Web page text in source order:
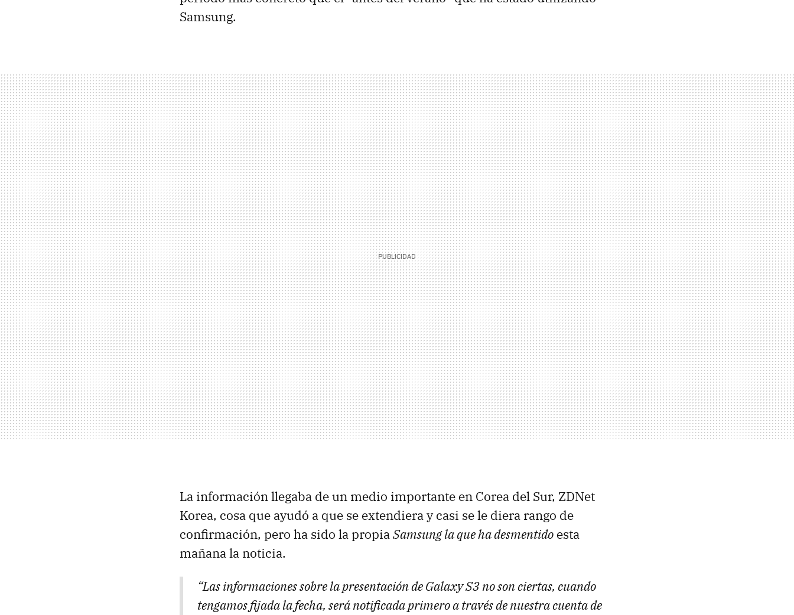
Samsung.
La información llegaba de un medio importante en Corea del Sur, ZDNet
Korea, cosa que ayudó a que se extendiera y casi se le diera rango de
confirmación, pero ha sido la propiaSamsung la que ha desmentido esta
mañana la noticia.
“Las informaciones sobre la presentación de Galaxy S3 no son ciertas, cuando
tengamos fijada la fecha, será notificada primero a través de nuestra cuenta de